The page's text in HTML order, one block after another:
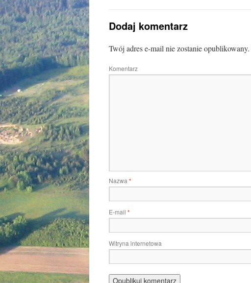
Dodaj komentarz
Twój adres e-mail nie zostanie opublikowany.
Komentarz
Nazwa *
E-mail *
Witryna internetowa